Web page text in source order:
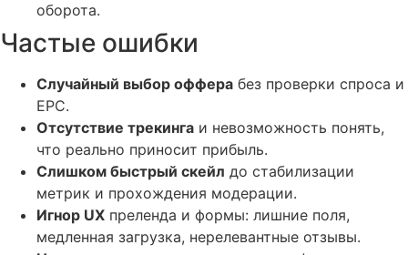
оборота.
Частые ошибки
Случайный выбор оффера без проверки спроса и
EPC.
Отсутствие трекинга и невозможность понять,
что реально приносит прибыль.
Слишком быстрый скейл до стабилизации
метрик и прохождения модерации.
Игнор UX преленда и формы: лишние поля,
медленная загрузка, нерелевантные отзывы.